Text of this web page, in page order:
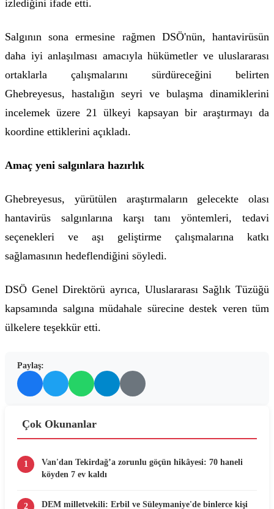
izlediğini ifade etti.
Salgının sona ermesine rağmen DSÖ'nün, hantavirüsün
daha iyi anlaşılması amacıyla hükümetler ve uluslararası
ortaklarla çalışmalarını sürdüreceğini belirten
Ghebreyesus, hastalığın seyri ve bulaşma dinamiklerini
incelemek üzere 21 ülkeyi kapsayan bir araştırmayı da
koordine ettiklerini açıkladı.
Amaç yeni salgınlara hazırlık
Ghebreyesus, yürütülen araştırmaların gelecekte olası
hantavirüs salgınlarına karşı tanı yöntemleri, tedavi
seçenekleri ve aşı geliştirme çalışmalarına katkı
sağlamasının hedeflendiğini söyledi.
DSÖ Genel Direktörü ayrıca, Uluslararası Sağlık Tüzüğü
kapsamında salgına müdahale sürecine destek veren tüm
ülkelere teşekkür etti.
Paylaş:
Çok Okunanlar
1
Van'dan Tekirdağ’a zorunlu göçün hikâyesi: 70 haneli
köyden 7 ev kaldı
2
DEM milletvekili: Erbil ve Süleymaniye'de binlerce kişi